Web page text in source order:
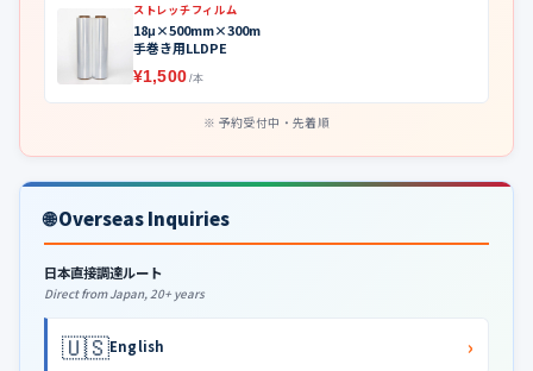
ストレッチフィルム
18μ×500mm×300m
手巻き用LLDPE
¥1,500 /本
予約受付中・先着順
🌐 Overseas Inquiries
日本直接調達ルート
Direct from Japan, 20+ years
🇺🇸English ›